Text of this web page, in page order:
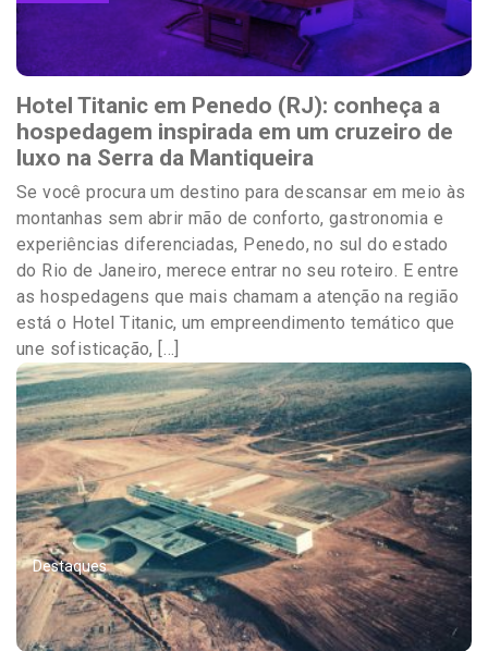
Hotel Titanic em Penedo (RJ): conheça a
hospedagem inspirada em um cruzeiro de
luxo na Serra da Mantiqueira
Se você procura um destino para descansar em meio às
montanhas sem abrir mão de conforto, gastronomia e
experiências diferenciadas, Penedo, no sul do estado
do Rio de Janeiro, merece entrar no seu roteiro. E entre
as hospedagens que mais chamam a atenção na região
está o Hotel Titanic, um empreendimento temático que
une sofisticação, […]
Destaques